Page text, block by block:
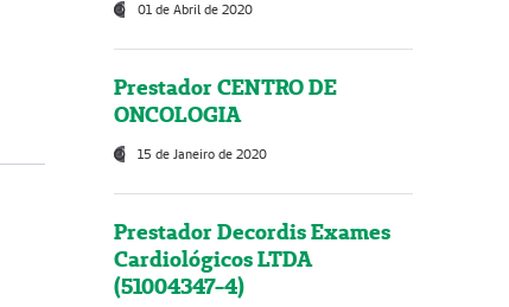
01 de Abril de 2020
Prestador CENTRO DE
ONCOLOGIA
15 de Janeiro de 2020
Prestador Decordis Exames
Cardiológicos LTDA
(51004347-4)